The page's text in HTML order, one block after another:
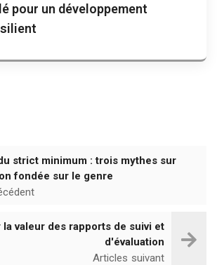
pour un développement
strict minimum : trois mythes sur
fondée sur le genre
la valeur des rapports de suivi et
d'évaluation
Articles suivant